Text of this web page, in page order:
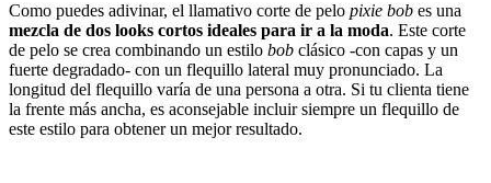
Como puedes adivinar, el llamativo corte de pelo pixie bob es una
mezcla de dos looks cortos ideales para ir a la moda. Este corte
de pelo se crea combinando un estilo bob clásico -con capas y un
fuerte degradado- con un flequillo lateral muy pronunciado. La
longitud del flequillo varía de una persona a otra. Si tu clienta tiene
la frente más ancha, es aconsejable incluir siempre un flequillo de
este estilo para obtener un mejor resultado.